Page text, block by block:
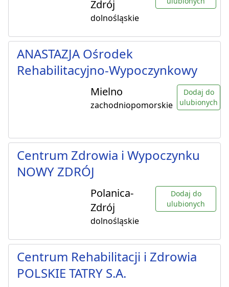
Zdrój
dolnośląskie
ANASTAZJA Ośrodek
Rehabilitacyjno-Wypoczynkowy
Mielno
zachodniopomorskie
Dodaj do
ulubionych
Centrum Zdrowia i Wypoczynku
NOWY ZDRÓJ
Polanica-
Zdrój
dolnośląskie
Dodaj do
ulubionych
Centrum Rehabilitacji i Zdrowia
POLSKIE TATRY S.A.